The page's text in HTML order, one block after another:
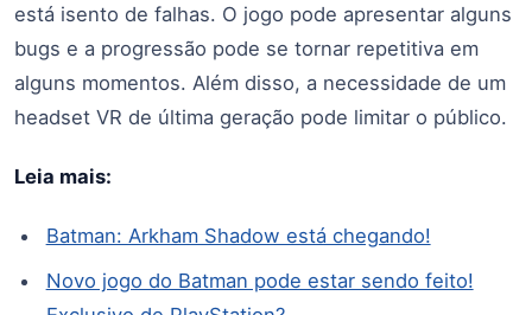
está isento de falhas. O jogo pode apresentar alguns
bugs e a progressão pode se tornar repetitiva em
alguns momentos. Além disso, a necessidade de um
headset VR de última geração pode limitar o público.
Leia mais:
Batman: Arkham Shadow está chegando!
Novo jogo do Batman pode estar sendo feito!